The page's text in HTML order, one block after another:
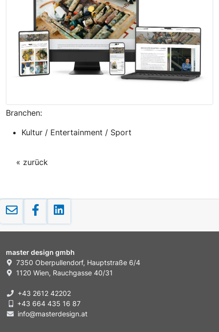
Branchen:
Kultur / Entertainment / Sport
« zurück
master design gmbh
7350 Oberpullendorf, Hauptstraße 6/4
1120 Wien, Rauchgasse 40/31
+43 2612 42202
+43 664 435 16 87
info@masterdesign.at